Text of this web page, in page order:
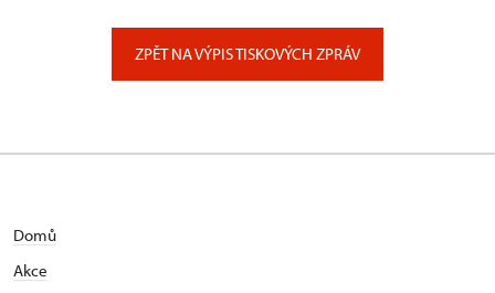
ZPĚT NA VÝPIS TISKOVÝCH ZPRÁV
Domů
Akce